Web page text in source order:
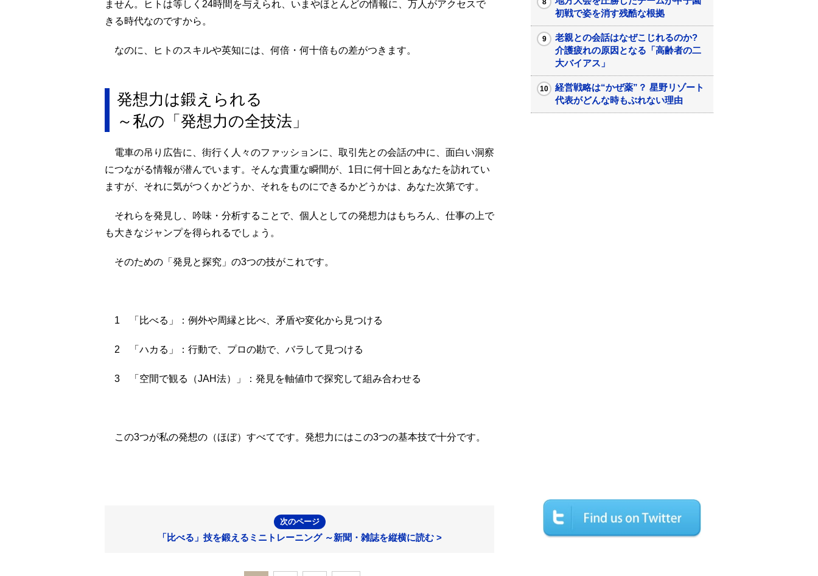
ません。ヒトは等しく24時間を与えられ、いまやほとんどの情報に、万人がアクセスで
きる時代なのですから。
なのに、ヒトのスキルや英知には、何倍・何十倍もの差がつきます。
発想力は鍛えられる
～私の「発想力の全技法」
電車の吊り広告に、街行く人々のファッションに、取引先との会話の中に、面白い洞察
につながる情報が潜んでいます。そんな貴重な瞬間が、1日に何十回とあなたを訪れてい
ますが、それに気がつくかどうか、それをものにできるかどうかは、あなた次第です。
それらを発見し、吟味・分析することで、個人としての発想力はもちろん、仕事の上で
も大きなジャンプを得られるでしょう。
そのための「発見と探究」の3つの技がこれです。
1 「比べる」：例外や周縁と比べ、矛盾や変化から見つける
2 「ハカる」：行動で、プロの勘で、バラして見つける
3 「空間で観る（JAH法）」：発見を軸値巾で探究して組み合わせる
この3つが私の発想の（ほぼ）すべてです。発想力にはこの3つの基本技で十分です。
次のページ
「比べる」技を鍛えるミニトレーニング ～新聞・雑誌を縦横に読む >
初戦で姿を消す残酷な根拠
老親との会話はなぜこじれるのか?
介護疲れの原因となる「高齢者の二
大バイアス」
経営戦略は“かぜ薬”？ 星野リゾート
代表がどんな時もぶれない理由